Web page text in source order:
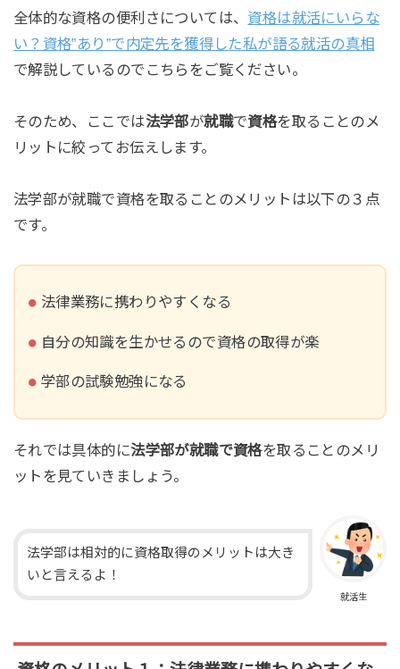
全体的な資格の便利さについては、 資格は就活にいらな
い？資格”あり”で内定先を獲得した私が語る就活の真相
で解説しているのでこちらをご覧ください。
そのため、ここでは法学部が就職で資格を取ることのメ
リットに絞ってお伝えします。
法学部が就職で資格を取ることのメリットは以下の３点
です。
法律業務に携わりやすくなる
自分の知識を生かせるので資格の取得が楽
学部の試験勉強になる
それでは具体的に法学部が就職で資格を取ることのメリ
ットを見ていきましょう。
就活生
法学部は相対的に資格取得のメリットは大き
いと言えるよ！